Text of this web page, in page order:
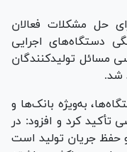
حل مشکلات فعالان
دستگاه‌های اجرایی
مسائل تولیدکنندگان
شد.
به‌ویژه بانک‌ها و
کرد و افزود: در
و حفظ جریان تولید است